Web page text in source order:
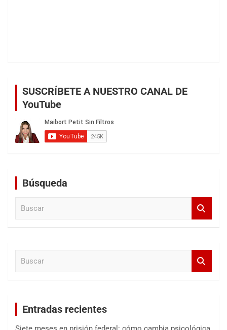
SUSCRÍBETE A NUESTRO CANAL DE
YouTube
Búsqueda
Entradas recientes